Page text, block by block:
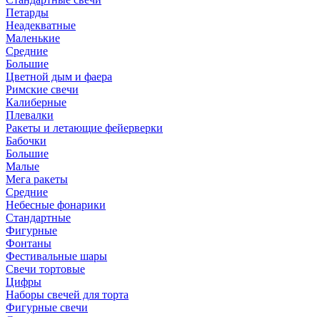
Петарды
Неадекватные
Маленькие
Средние
Большие
Цветной дым и фаера
Римские свечи
Калиберные
Плевалки
Ракеты и летающие фейерверки
Бабочки
Большие
Малые
Мега ракеты
Средние
Небесные фонарики
Стандартные
Фигурные
Фонтаны
Фестивальные шары
Свечи тортовые
Цифры
Наборы свечей для торта
Фигурные свечи